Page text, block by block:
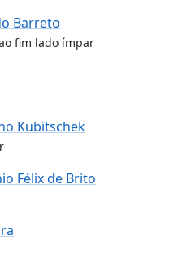
Barreto
fim lado ímpar
Kubitschek
Félix de Brito